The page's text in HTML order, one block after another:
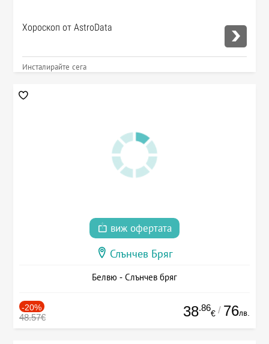
Хороскоп от AstroData
Инсталирайте сега
виж офертата
Слънчев Бряг
Белвю - Слънчев бряг
-20%
48.57€ 38.86
€ / 76лв.